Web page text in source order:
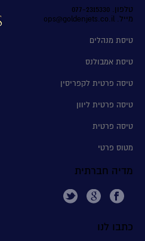
טלפון. 077-2315330
מייל. ops@goldenjets.co.il
טיסת מנהלים
טיסת אמבולנס
טיסה פרטית לקפריסין
טיסה פרטית ליוון
טיסה פרטית
מטוס פרטי
מדיה חברתית
כתבו לנו